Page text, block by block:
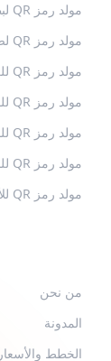
مولد رمز QR لبطاقة العمل
مولد رمز QR لصفحة الأعمال
مولد رمز QR للرابط
مولد رمز QR للقائمة
مولد رمز QR للملفات
مولد رمز QR للمنتجات
مولد رمز QR للأحداث
من نحن
المدونة
الخطط والأسعار